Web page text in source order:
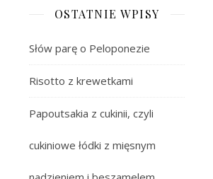
OSTATNIE WPISY
Słów parę o Peloponezie
Risotto z krewetkami
Papoutsakia z cukinii, czyli
cukiniowe łódki z mięsnym